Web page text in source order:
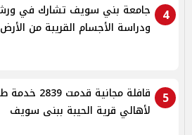
4
جامعة بني سويف تشارك في
ودراسة الأجسام القريبة من الأرض
5
قافلة مجانية قدمت
لأهالي قرية الحيبة ببنى سويف